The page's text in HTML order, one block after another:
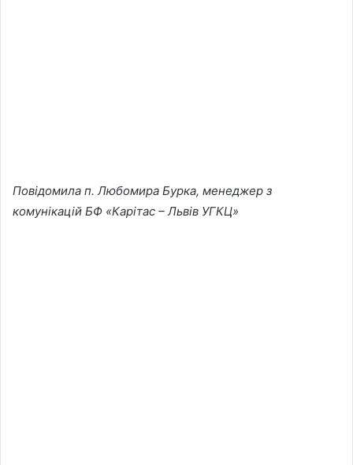
Повідомила п. Любомира Бурка, менеджер з
комунікацій БФ «Карітас – Львів УГКЦ»